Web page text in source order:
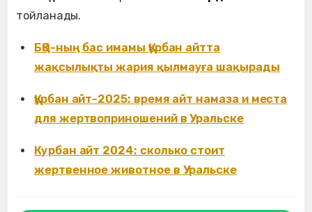
тойланады.
БҚО-ның бас имамы Құрбан айтта
жақсылықты жария қылмауға шақырады
Құрбан айт-2025: время айт намаза и места
для жертвоприношений в Уральске
Курбан айт 2024: сколько стоит
жертвенное животное в Уральске